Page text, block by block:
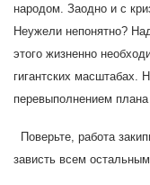
народом. Заодно и с
Неужели непонятно?
этого жизненно
гигантских масштабах.
перевыполнением
Поверьте, работа
зависть всем